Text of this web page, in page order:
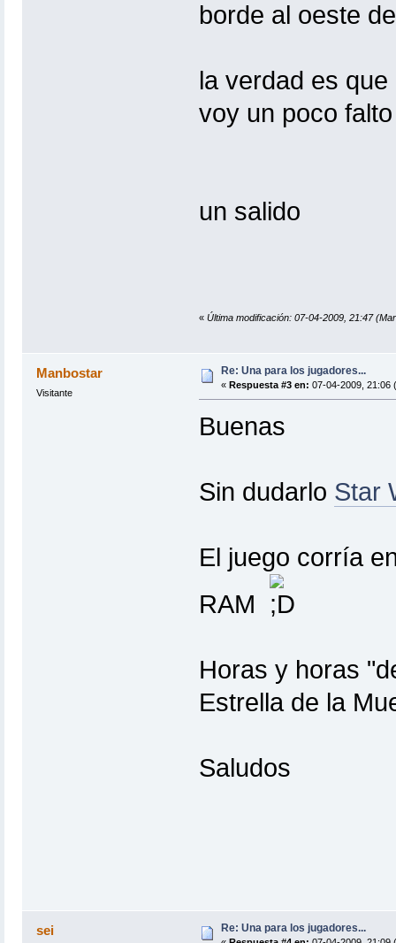
borde al oeste
la verdad es
voy un poco
un salido
« Última modificación: 07-04-2009, 21:47
Manbostar
Visitante
Re: Una para los jugadores...
« Respuesta #3 en: 07-04-2009, 21:06
Buenas
Sin dudarlo Star
El juego corría
RAM
Horas y horas
Estrella de la
Saludos
sei Re: Una para los jugadores...